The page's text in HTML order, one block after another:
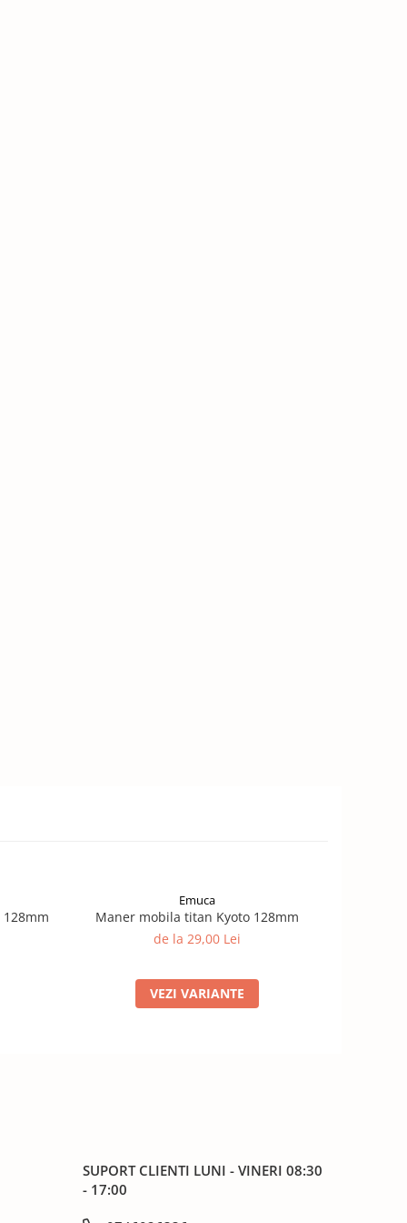
Emuca
Maner mobila titan Kyoto 128mm
de la 29,00 Lei
VEZI VARIANTE
SUPORT CLIENTI LUNI - VINERI 08:30
- 17:00